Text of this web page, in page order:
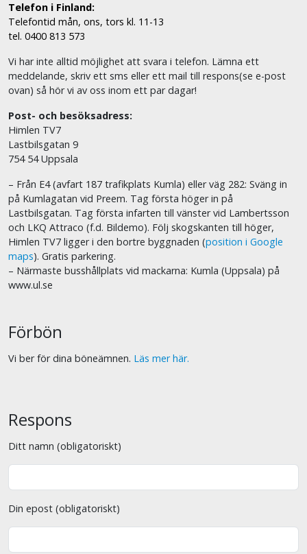
Telefon i Finland:
Telefontid mån, ons, tors kl. 11-13
tel. 0400 813 573
Vi har inte alltid möjlighet att svara i telefon. Lämna ett
meddelande, skriv ett sms eller ett mail till respons(se e-post
ovan) så hör vi av oss inom ett par dagar!
Post- och besöksadress:
Himlen TV7
Lastbilsgatan 9
754 54 Uppsala
– Från E4 (avfart 187 trafikplats Kumla) eller väg 282: Sväng in
på Kumlagatan vid Preem. Tag första höger in på
Lastbilsgatan. Tag första infarten till vänster vid Lambertsson
och LKQ Attraco (f.d. Bildemo). Följ skogskanten till höger,
Himlen TV7 ligger i den bortre byggnaden (position i Google
maps). Gratis parkering.
– Närmaste busshållplats vid mackarna: Kumla (Uppsala) på
www.ul.se
Förbön
Vi ber för dina böneämnen. Läs mer här.
Respons
Ditt namn (obligatoriskt)
Din epost (obligatoriskt)